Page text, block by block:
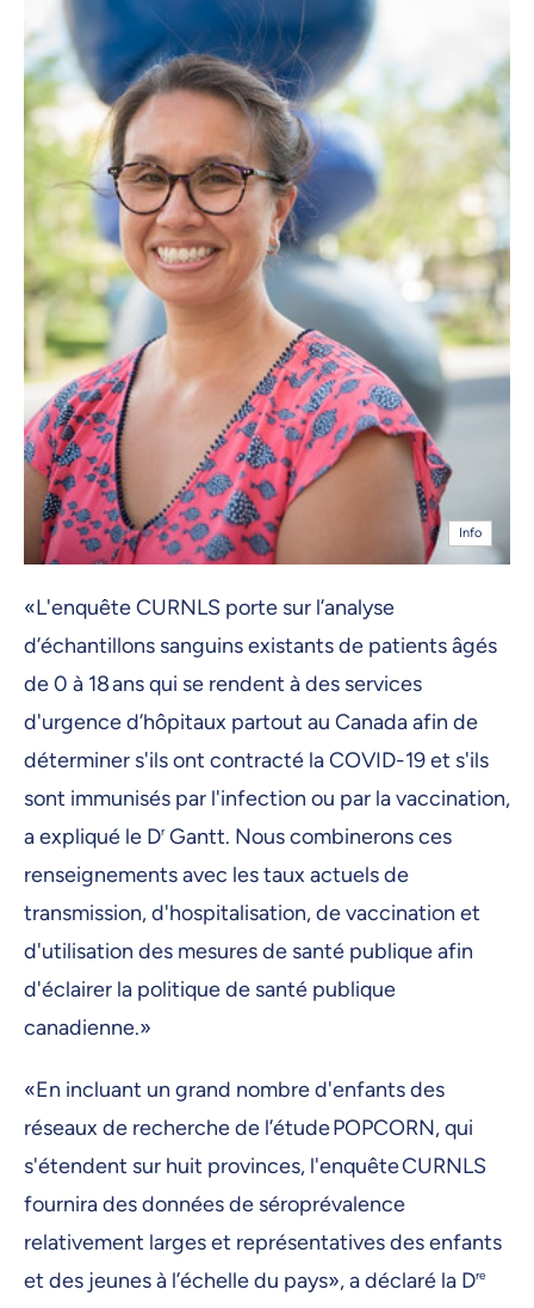
Info
«L'enquête CURNLS porte sur l’analyse
d’échantillons sanguins existants de patients âgés
de 0 à 18 ans qui se rendent à des services
d'urgence d’hôpitaux partout au Canada afin de
déterminer s'ils ont contracté la COVID-19 et s'ils
sont immunisés par l'infection ou par la vaccination,
a expliqué le DrGantt. Nous combinerons ces
renseignements avec les taux actuels de
transmission, d'hospitalisation, de vaccination et
d'utilisation des mesures de santé publique afin
d'éclairer la politique de santé publique
canadienne.»
«En incluant un grand nombre d'enfants des
réseaux de recherche de l’étude POPCORN, qui
s'étendent sur huit provinces, l'enquête CURNLS
fournira des données de séroprévalence
relativement larges et représentatives des enfants
et des jeunes à l’échelle du pays», a déclaré la Dre